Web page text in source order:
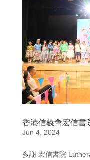
香港信義會宏信書
Jun 4, 2024
多謝 宏信書院